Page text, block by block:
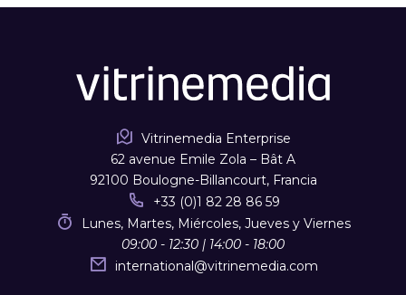
Vitrinemedia Enterprise
62 avenue Emile Zola – Bât A
92100 Boulogne-Billancourt, Francia
+33 (0)1 82 28 86 59
Lunes, Martes, Miércoles, Jueves y Viernes
09:00 - 12:30 | 14:00 - 18:00
international@vitrinemedia.com